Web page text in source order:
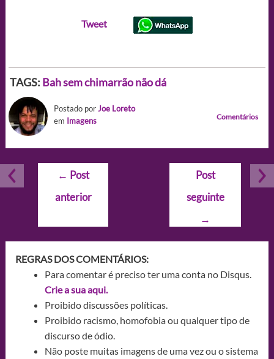
Tweet
TAGS: Bah sem chimarrão não dá
Postado porJoe Loreto
em Imagens Comentários
Navegação
Post
← Post
anterior
Post
seguinte
→
REGRAS DOS COMENTÁRIOS:
Para comentar é preciso ter uma conta no Disqus.
Crie a sua aqui.
Proibido discussões políticas.
Proibido racismo, homofobia ou qualquer tipo de
discurso de ódio.
Não poste muitas imagens de uma vez ou o sistema